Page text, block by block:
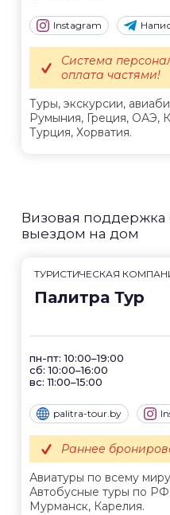
Instagram
Туры, экскурсии,
Румыния, Греция, ОАЭ,
Турция, Хорватия.
Система
оплата частями!
Визовая поддержка
выездом на дом
ТУРИСТИЧЕСКАЯ
Палитра Тур
пн-пт: 10:00–19:00
сб: 10:00–16:00
вс: 11:00–15:00
palitra-tour.by
Авиатуры по всему
Автобусные туры по
Мурманск, Карелия.
Раннее